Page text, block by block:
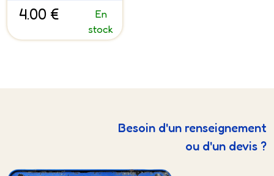
4.00 €
En
stock
Besoin d'un renseignement
ou d'un devis ?